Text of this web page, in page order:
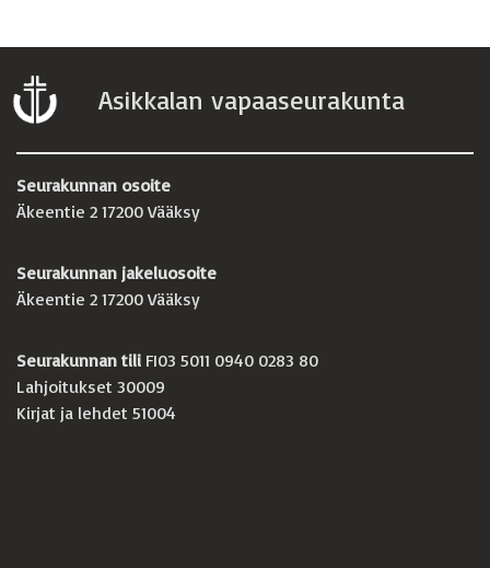
Asikkalan vapaaseurakunta
Seurakunnan osoite
Äkeentie 2 17200 Vääksy
Seurakunnan jakeluosoite
Äkeentie 2 17200 Vääksy
Seurakunnan tili FI03 5011 0940 0283 80
Lahjoitukset 30009
Kirjat ja lehdet 51004